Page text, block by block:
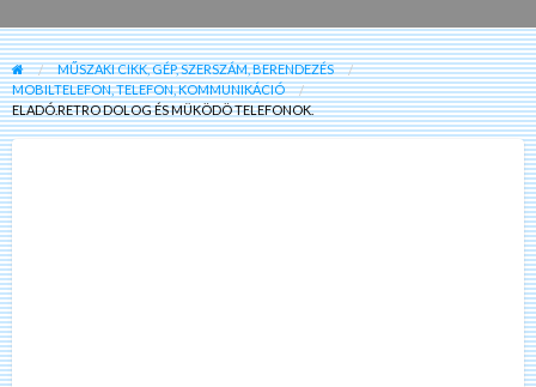
MŰSZAKI CIKK, GÉP, SZERSZÁM, BERENDEZÉS
MOBILTELEFON, TELEFON, KOMMUNIKÁCIÓ
ELADÓ.RETRO DOLOG ÉS MÜKÖDÖ TELEFONOK.